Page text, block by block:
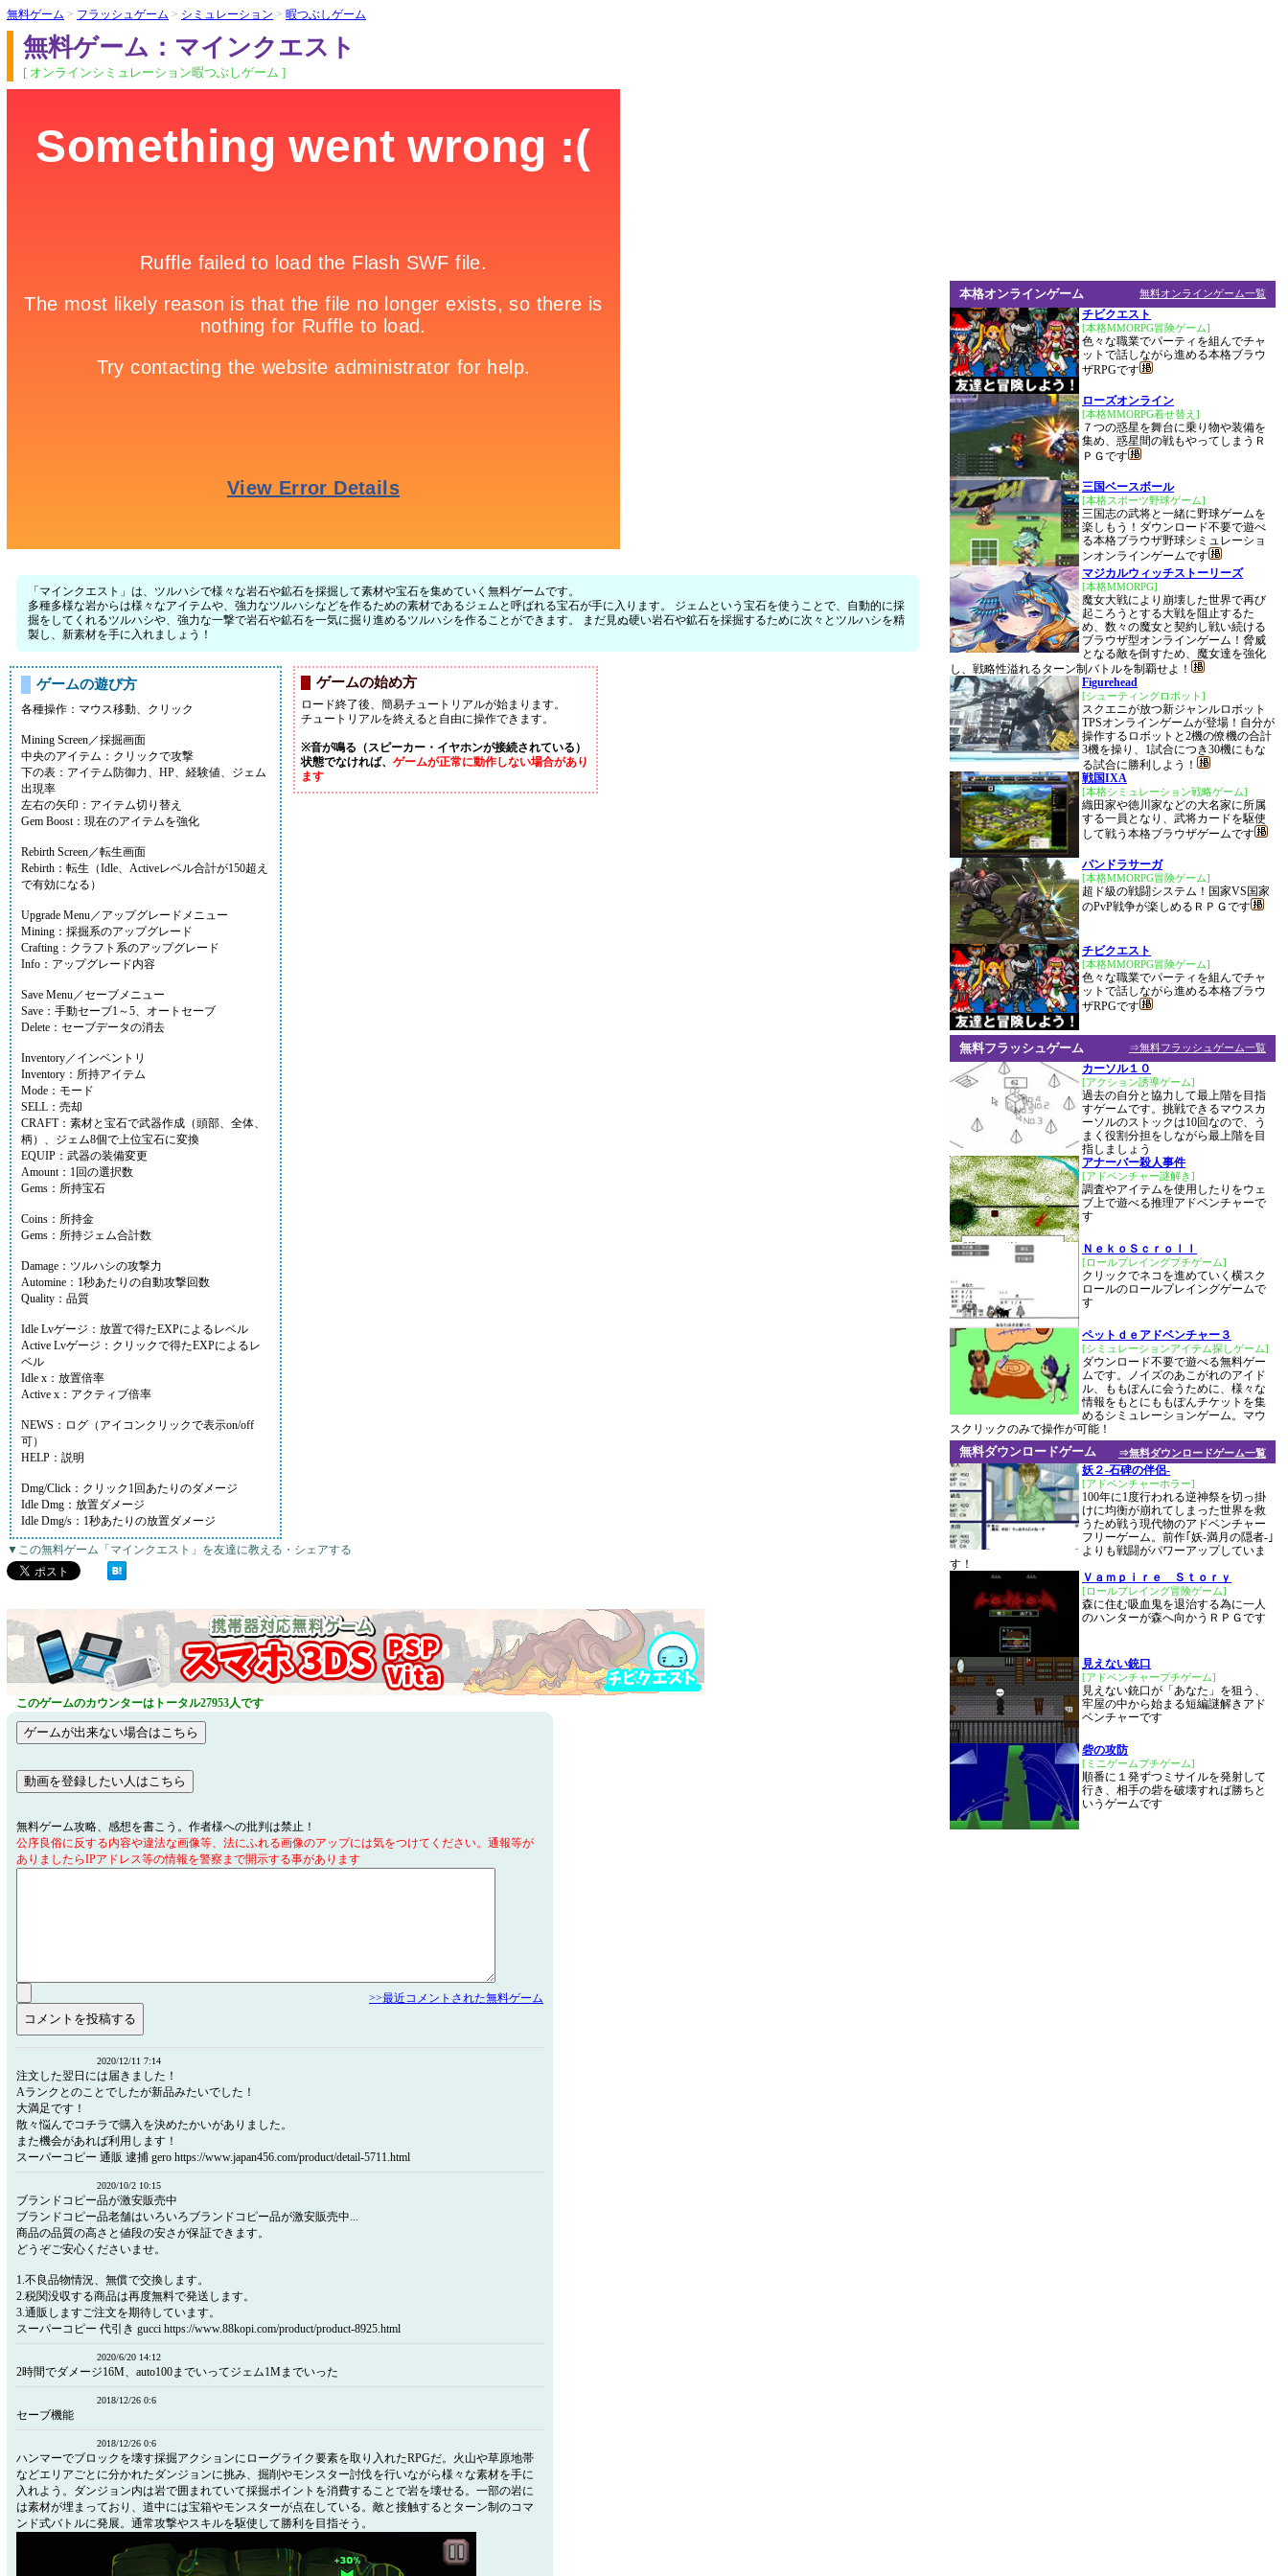
無料ゲーム > フラッシュゲーム > シミュレーション > 暇つぶしゲーム
無料ゲーム：マインクエスト
[ オンラインシミュレーション暇つぶしゲーム ]
「マインクエスト」は、ツルハシで様々な岩石や鉱石を採掘して素材や宝石を集めていく無料ゲームです。
多種多様な岩からは様々なアイテムや、強力なツルハシなどを作るための素材であるジェムと呼ばれる宝石が手に入ります。 ジェムという宝石を使うことで、自動的に採
掘をしてくれるツルハシや、強力な一撃で岩石や鉱石を一気に掘り進めるツルハシを作ることができます。 まだ見ぬ硬い岩石や鉱石を採掘するために次々とツルハシを精
製し、新素材を手に入れましょう！
ゲームの遊び方
各種操作：マウス移動、クリック
Mining Screen／採掘画面
中央のアイテム：クリックで攻撃
下の表：アイテム防御力、HP、経験値、ジェム
出現率
左右の矢印：アイテム切り替え
Gem Boost：現在のアイテムを強化
Rebirth Screen／転生画面
Rebirth：転生（Idle、Activeレベル合計が150超え
で有効になる）
Upgrade Menu／アップグレードメニュー
Mining：採掘系のアップグレード
Crafting：クラフト系のアップグレード
Info：アップグレード内容
Save Menu／セーブメニュー
Save：手動セーブ1～5、オートセーブ
Delete：セーブデータの消去
Inventory／インベントリ
Inventory：所持アイテム
Mode：モード
SELL：売却
CRAFT：素材と宝石で武器作成（頭部、全体、
柄）、ジェム8個で上位宝石に変換
EQUIP：武器の装備変更
Amount：1回の選択数
Gems：所持宝石
Coins：所持金
Gems：所持ジェム合計数
Damage：ツルハシの攻撃力
Automine：1秒あたりの自動攻撃回数
Quality：品質
Idle Lvゲージ：放置で得たEXPによるレベル
Active Lvゲージ：クリックで得たEXPによるレ
ベル
Idle x：放置倍率
Active x：アクティブ倍率
NEWS：ログ（アイコンクリックで表示on/off
可）
HELP：説明
Dmg/Click：クリック1回あたりのダメージ
Idle Dmg：放置ダメージ
Idle Dmg/s：1秒あたりの放置ダメージ
ゲームの始め方
ロード終了後、簡易チュートリアルが始まります。
チュートリアルを終えると自由に操作できます。
※音が鳴る（スピーカー・イヤホンが接続されている）
状態でなければ、 ゲームが正常に動作しない場合があり
ます
▼この無料ゲーム「マインクエスト」を友達に教える・シェアする
このゲームのカウンターはトータル27953人です
無料ゲーム攻略、感想を書こう。作者様への批判は禁止！
公序良俗に反する内容や違法な画像等、法にふれる画像のアップには気をつけてください。通報等が
ありましたらIPアドレス等の情報を警察まで開示する事があります
>>最近コメントされた無料ゲーム
2020/12/11 7:14
注文した翌日には届きました！
Aランクとのことでしたが新品みたいでした！
大満足です！
散々悩んでコチラで購入を決めたかいがありました。
また機会があれば利用します！
スーパーコピー 通販 逮捕 gero https://www.japan456.com/product/detail-5711.html
2020/10/2 10:15
ブランドコピー品が激安販売中
ブランドコピー品老舗はいろいろブランドコピー品が激安販売中...
商品の品質の高さと値段の安さが保証できます。
どうぞご安心くださいませ。
1.不良品物情況、無償で交換します。
2.税関没収する商品は再度無料で発送します。
3.通販しますご注文を期待しています。
スーパーコピー 代引き gucci https://www.88kopi.com/product/product-8925.html
2020/6/20 14:12
2時間でダメージ16M、auto100までいってジェム1Mまでいった
2018/12/26 0:6
セーブ機能
2018/12/26 0:6
ハンマーでブロックを壊す採掘アクションにローグライク要素を取り入れたRPGだ。火山や草原地帯
などエリアごとに分かれたダンジョンに挑み、掘削やモンスター討伐を行いながら様々な素材を手に
入れよう。ダンジョン内は岩で囲まれていて採掘ポイントを消費することで岩を壊せる。一部の岩に
は素材が埋まっており、道中には宝箱やモンスターが点在している。敵と接触するとターン制のコマ
ンド式バトルに発展。通常攻撃やスキルを駆使して勝利を目指そう。
無料オンラインゲーム一覧
本格オンラインゲーム
チビクエスト
[本格MMORPG冒険ゲーム]
色々な職業でパーティを組んでチャ
ットで話しながら進める本格ブラウ
ザRPGです
ローズオンライン
[本格MMORPG着せ替え]
７つの惑星を舞台に乗り物や装備を
集め、惑星間の戦もやってしまうＲ
ＰＧです
三国ベースボール
[本格スポーツ野球ゲーム]
三国志の武将と一緒に野球ゲームを
楽しもう！ダウンロード不要で遊べ
る本格ブラウザ野球シミュレーショ
ンオンラインゲームです
マジカルウィッチストーリーズ
[本格MMORPG]
魔女大戦により崩壊した世界で再び
起ころうとする大戦を阻止するた
め、数々の魔女と契約し戦い続ける
ブラウザ型オンラインゲーム！脅威
となる敵を倒すため、魔女達を強化
し、戦略性溢れるターン制バトルを制覇せよ！
Figurehead
[シューティングロボット]
スクエニが放つ新ジャンルロボット
TPSオンラインゲームが登場！自分が
操作するロボットと2機の僚機の合計
3機を操り、1試合につき30機にもな
る試合に勝利しよう！
戦国IXA
[本格シミュレーション戦略ゲーム]
織田家や徳川家などの大名家に所属
する一員となり、武将カードを駆使
して戦う本格ブラウザゲームです
パンドラサーガ
[本格MMORPG冒険ゲーム]
超ド級の戦闘システム！国家VS国家
のPvP戦争が楽しめるＲＰＧです
チビクエスト
[本格MMORPG冒険ゲーム]
色々な職業でパーティを組んでチャ
ットで話しながら進める本格ブラウ
ザRPGです
⇒無料フラッシュゲーム一覧
無料フラッシュゲーム
カーソル１０
[アクション誘導ゲーム]
過去の自分と協力して最上階を目指
すゲームです。挑戦できるマウスカ
ーソルのストックは10回なので、う
まく役割分担をしながら最上階を目
指しましょう
アナーバー殺人事件
[アドベンチャー謎解き]
調査やアイテムを使用したりをウェ
ブ上で遊べる推理アドベンチャーで
す
ＮｅｋｏＳｃｒｏｌｌ
[ロールプレイングプチゲーム]
クリックでネコを進めていく横スク
ロールのロールプレイングゲームで
す
ペットｄｅアドベンチャー３
[シミュレーションアイテム探しゲーム]
ダウンロード不要で遊べる無料ゲー
ムです。ノイズのあこがれのアイド
ル、ももぽんに会うために、様々な
情報をもとにももぽんチケットを集
めるシミュレーションゲーム。マウ
スクリックのみで操作が可能！
⇒無料ダウンロードゲーム一覧
無料ダウンロードゲーム
妖２-石碑の伴侶-
[アドベンチャーホラー]
100年に1度行われる逆神祭を切っ掛
けに均衡が崩れてしまった世界を救
うため戦う現代物のアドベンチャー
フリーゲーム。前作｢妖-満月の隠者-｣
よりも戦闘がパワーアップしていま
す！
Ｖａｍｐｉｒｅ Ｓｔｏｒｙ
[ロールプレイング冒険ゲーム]
森に住む吸血鬼を退治する為に一人
のハンターが森へ向かうＲＰＧです
見えない銃口
[アドベンチャープチゲーム]
見えない銃口が「あなた」を狙う、
牢屋の中から始まる短編謎解きアド
ベンチャーです
砦の攻防
[ミニゲームプチゲーム]
順番に１発ずつミサイルを発射して
行き、相手の砦を破壊すれば勝ちと
いうゲームです